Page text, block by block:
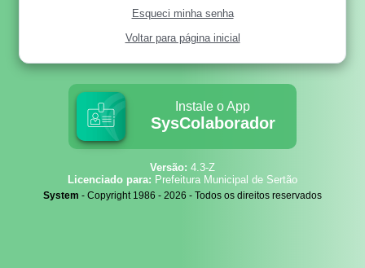
Esqueci minha senha
Voltar para página inicial
Instale o App
SysColaborador
Versão: 4.3-Z
Licenciado para: Prefeitura Municipal de Sertão
System - Copyright 1986 - 2026 - Todos os direitos reservados